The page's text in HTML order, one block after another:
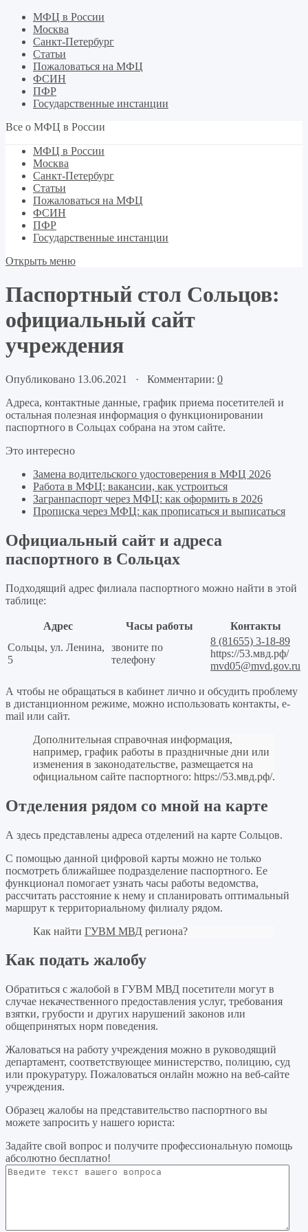
МФЦ в России
Москва
Санкт-Петербург
Статьи
Пожаловаться на МФЦ
ФСИН
ПФР
Государственные инстанции
Все о МФЦ в России
МФЦ в России
Москва
Санкт-Петербург
Статьи
Пожаловаться на МФЦ
ФСИН
ПФР
Государственные инстанции
Открыть меню
Паспортный стол Сольцов:
официальный сайт
учреждения
Опубликовано 13.06.2021 · Комментарии: 0
Адреса, контактные данные, график приема посетителей и
остальная полезная информация о функционировании
паспортного в Сольцах собрана на этом сайте.
Это интересно
Замена водительского удостоверения в МФЦ 2026
Работа в МФЦ: вакансии, как устроиться
Загранпаспорт через МФЦ: как оформить в 2026
Прописка через МФЦ: как прописаться и выписаться
Официальный сайт и адреса
паспортного в Сольцах
Подходящий адрес филиала паспортного можно найти в этой
таблице:
Адрес Часы работы
Контакты
Сольцы, ул. Ленина,
5
звоните по
телефону
8 (81655) 3-18-89
https://53.мвд.рф/
mvd05@mvd.gov.ru
А чтобы не обращаться в кабинет лично и обсудить проблему
в дистанционном режиме, можно использовать контакты, e-
mail или сайт.
Дополнительная справочная информация,
например, график работы в праздничные дни или
изменения в законодательстве, размещается на
официальном сайте паспортного: https://53.мвд.рф/.
Отделения рядом со мной на карте
А здесь представлены адреса отделений на карте Сольцов.
С помощью данной цифровой карты можно не только
посмотреть ближайшее подразделение паспортного. Ее
функционал помогает узнать часы работы ведомства,
рассчитать расстояние к нему и спланировать оптимальный
маршрут к территориальному филиалу рядом.
Как найти ГУВМ МВД региона?
Как подать жалобу
Обратиться с жалобой в ГУВМ МВД посетители могут в
случае некачественного предоставления услуг, требования
взятки, грубости и других нарушений законов или
общепринятых норм поведения.
Жаловаться на работу учреждения можно в руководящий
департамент, соответствующее министерство, полицию, суд
или прокуратуру. Пожаловаться онлайн можно на веб-сайте
учреждения.
Образец жалобы на представительство паспортного вы
можете запросить у нашего юриста:
Задайте свой вопрос и получите профессиональную помощь
абсолютно бесплатно!